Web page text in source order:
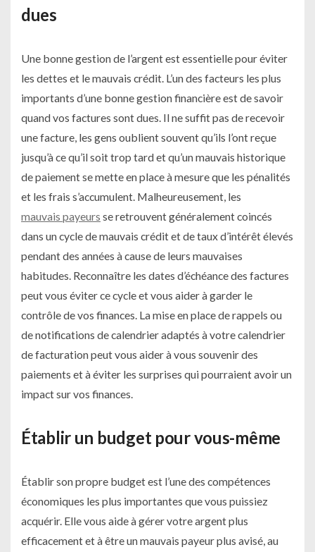
dues
Une bonne gestion de l’argent est essentielle pour éviter
les dettes et le mauvais crédit. L’un des facteurs les plus
importants d’une bonne gestion financière est de savoir
quand vos factures sont dues. Il ne suffit pas de recevoir
une facture, les gens oublient souvent qu’ils l’ont reçue
jusqu’à ce qu’il soit trop tard et qu’un mauvais historique
de paiement se mette en place à mesure que les pénalités
et les frais s’accumulent. Malheureusement, les
mauvais payeurs se retrouvent généralement coincés
dans un cycle de mauvais crédit et de taux d’intérêt élevés
pendant des années à cause de leurs mauvaises
habitudes. Reconnaître les dates d’échéance des factures
peut vous éviter ce cycle et vous aider à garder le
contrôle de vos finances. La mise en place de rappels ou
de notifications de calendrier adaptés à votre calendrier
de facturation peut vous aider à vous souvenir des
paiements et à éviter les surprises qui pourraient avoir un
impact sur vos finances.
Établir un budget pour vous-même
Établir son propre budget est l’une des compétences
économiques les plus importantes que vous puissiez
acquérir. Elle vous aide à gérer votre argent plus
efficacement et à être un mauvais payeur plus avisé, au